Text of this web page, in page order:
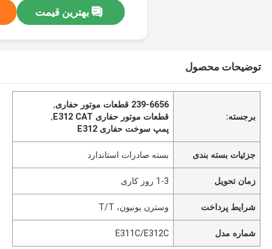
بهترین قیمت
توضیحات محصول
برجسته:
239-6656 قطعات موتور حفاری
,
قطعات موتور حفاری E312 CAT
,
پمپ سوخت حفاری E312
جزئیات بسته بندی بسته صادرات استاندارد
زمان تحویل 1-3 روز کاری
شرایط پرداخت وسترن یونیون، T/T
شماره مدل E311C/E312C